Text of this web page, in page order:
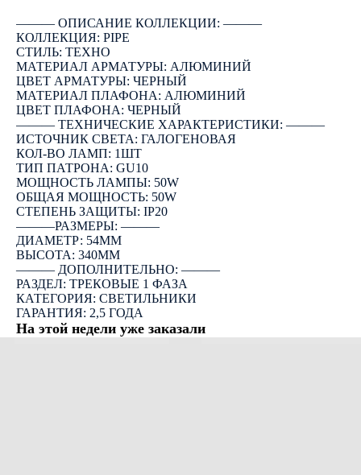
――― ОПИСАНИЕ КОЛЛЕКЦИИ: ―――
КОЛЛЕКЦИЯ: PIPE
СТИЛЬ: ТЕХНО
МАТЕРИАЛ АРМАТУРЫ: АЛЮМИНИЙ
ЦВЕТ АРМАТУРЫ: ЧЕРНЫЙ
МАТЕРИАЛ ПЛАФОНА: АЛЮМИНИЙ
ЦВЕТ ПЛАФОНА: ЧЕРНЫЙ
――― ТЕХНИЧЕСКИЕ ХАРАКТЕРИСТИКИ: ―――
ИСТОЧНИК СВЕТА: ГАЛОГЕНОВАЯ
КОЛ-ВО ЛАМП: 1ШТ
ТИП ПАТРОНА: GU10
МОЩНОСТЬ ЛАМПЫ: 50W
ОБЩАЯ МОЩНОСТЬ: 50W
СТЕПЕНЬ ЗАЩИТЫ: IP20
―――РАЗМЕРЫ: ―――
ДИАМЕТР: 54ММ
ВЫСОТА: 340ММ
――― ДОПОЛНИТЕЛЬНО: ―――
РАЗДЕЛ: ТРЕКОВЫЕ 1 ФАЗА
КАТЕГОРИЯ: СВЕТИЛЬНИКИ
ГАРАНТИЯ: 2,5 ГОДА
На этой недели уже заказали